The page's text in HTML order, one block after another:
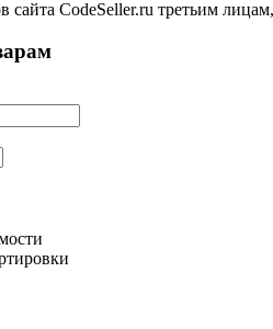
сайта CodeSeller.ru третьим